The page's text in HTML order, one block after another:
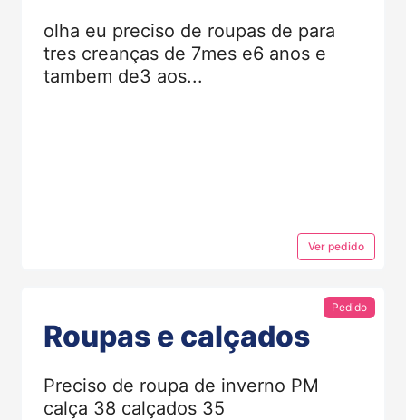
olha eu preciso de roupas de para
tres creanças de 7mes e6 anos e
tambem de3 aos...
Ver pedido
Pedido
Roupas e calçados
Preciso de roupa de inverno PM
calça 38 calçados 35